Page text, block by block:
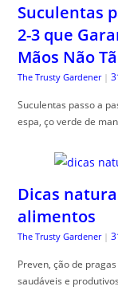
Suculentas
2-3 que
Mãos Não
The Trusty Gardener |
Suculentas passo a
espa, ço verde de
Dicas
alimentos
The Trusty Gardener |
Preven, ção de
saudáveis e